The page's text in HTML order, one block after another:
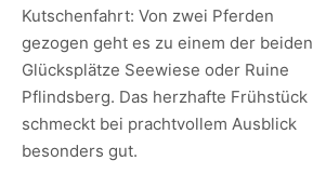
Kutschenfahrt: Von zwei Pferden
gezogen geht es zu einem der beiden
Glücksplätze Seewiese oder Ruine
Pflindsberg. Das herzhafte Frühstück
schmeckt bei prachtvollem Ausblick
besonders gut.